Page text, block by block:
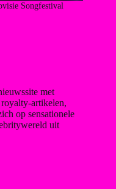
Songfestival
met
artikelen,
op sensationele
uit